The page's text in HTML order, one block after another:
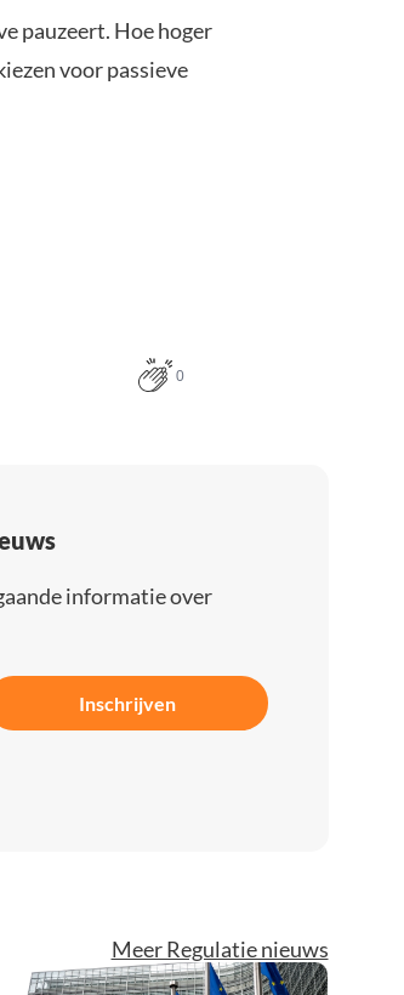
pauzeert. Hoe hoger
voor passieve
0
informatie over
Inschrijven
Meer Regulatie nieuws